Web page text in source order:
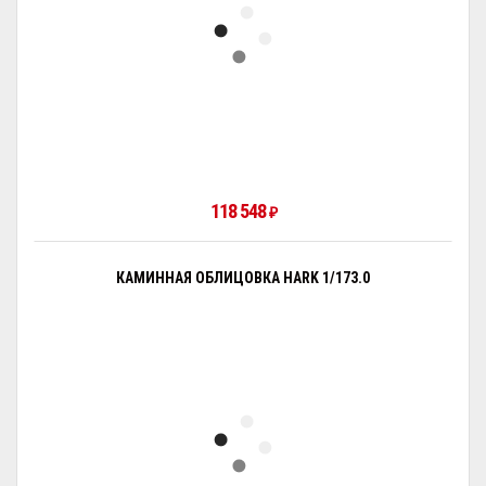
118 548₽
КАМИННАЯ ОБЛИЦОВКА HARK 1/173.0